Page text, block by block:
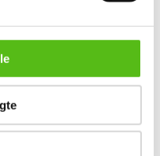
8 kt. guld, str. 52